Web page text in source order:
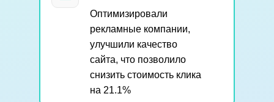
Оптимизировали
рекламные компании,
улучшили качество
сайта, что позволило
снизить стоимость клика
на 21.1%